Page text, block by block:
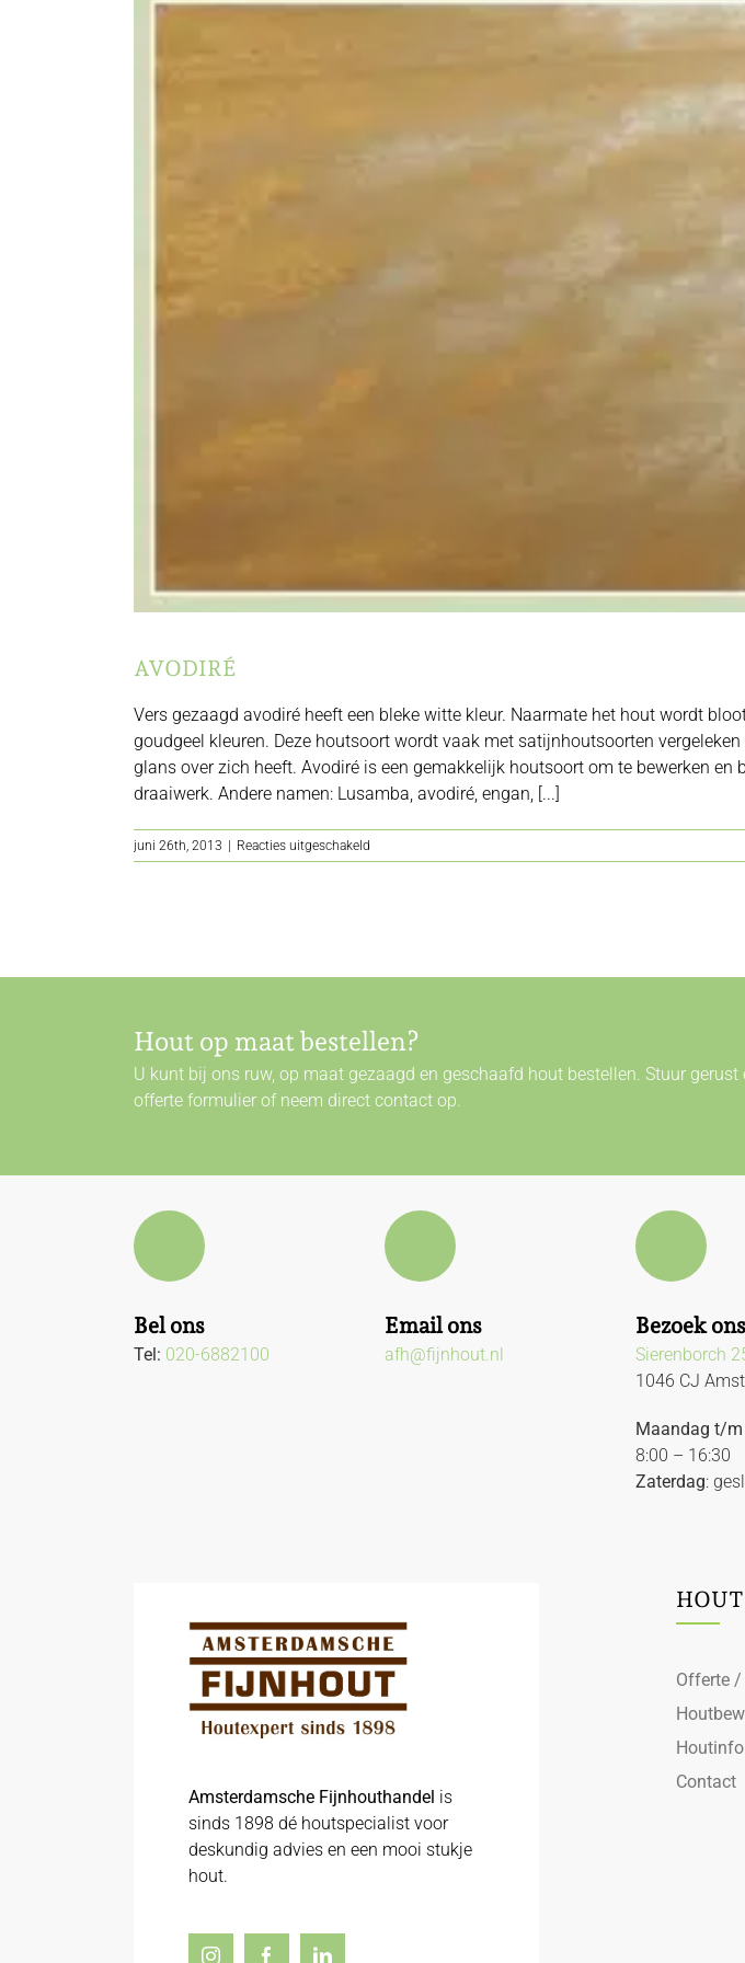
AVODIRÉ
Vers gezaagd avodiré heeft een bleke witte kleur. Naarmate het hout wordt
goudgeel kleuren. Deze houtsoort wordt vaak met satijnhoutsoorten
glans over zich heeft. Avodiré is een gemakkelijk houtsoort om te bewerken en
draaiwerk. Andere namen: Lusamba, avodiré, engan, [...]
juni 26th, 2013 Reacties uitgeschakeld
Avodiré
Hout op maat bestellen?
U kunt bij ons ruw, op maat gezaagd en geschaafd hout bestellen. Stuur gerust
offerte formulier of neem direct contactop.
Bel ons
Tel: 020-6882100
Email ons
afh@fijnhout.nl
Bezoek ons
Sierenborch
1046 CJ
Maandag t/
8:00 – 16:30
Zaterdag:
Amsterdamsche Fijnhouthandel is
sinds 1898 dé houtspecialist voor
deskundig advies en een mooi stukje
hout.
Offerte /
Houtinfo
Contact